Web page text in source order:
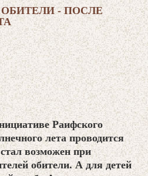
- ПОСЛЕ
Раифского
лета проводится
возможен при
обители. А для детей